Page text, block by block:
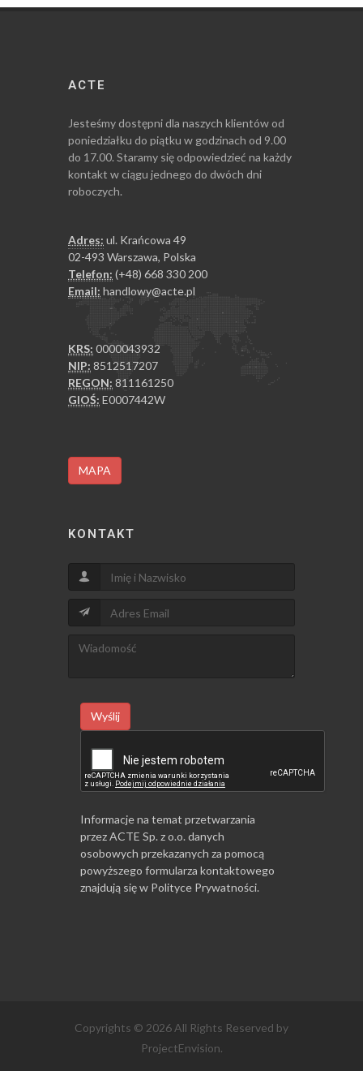
ACTE
Jesteśmy dostępni dla naszych klientów od
poniedziałku do piątku w godzinach od 9.00
do 17.00. Staramy się odpowiedzieć na każdy
kontakt w ciągu jednego do dwóch dni
roboczych.
Adres: ul. Krańcowa 49
02-493 Warszawa, Polska
Telefon: (+48) 668 330 200
Email: handlowy@acte.pl
KRS: 0000043932
NIP: 8512517207
REGON: 811161250
GIOŚ: E0007442W
MAPA
KONTAKT
Wyślij
Informacje na temat przetwarzania
przez ACTE Sp. z o.o. danych
osobowych przekazanych za pomocą
powyższego formularza kontaktowego
znajdują się w Polityce Prywatności.
Copyrights © 2026 All Rights Reserved by
ProjectEnvision.